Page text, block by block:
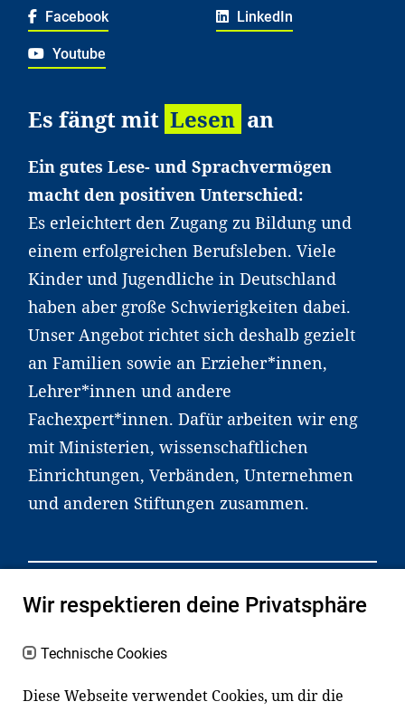
Facebook LinkedIn
Youtube
Es fängt mit Lesen an
Ein gutes Lese- und Sprachvermögen
macht den positiven Unterschied:
Es erleichtert den Zugang zu Bildung und
einem erfolgreichen Berufsleben. Viele
Kinder und Jugendliche in Deutschland
haben aber große Schwierigkeiten dabei.
Unser Angebot richtet sich deshalb gezielt
an Familien sowie an Erzieher*innen,
Lehrer*innen und andere
Fachexpert*innen. Dafür arbeiten wir eng
mit Ministerien, wissenschaftlichen
Einrichtungen, Verbänden, Unternehmen
und anderen Stiftungen zusammen.
Widerrufsrecht
Datenschutz
Wir respektieren deine Privatsphäre
Technische Cookies
Diese Webseite verwendet Cookies, um dir die